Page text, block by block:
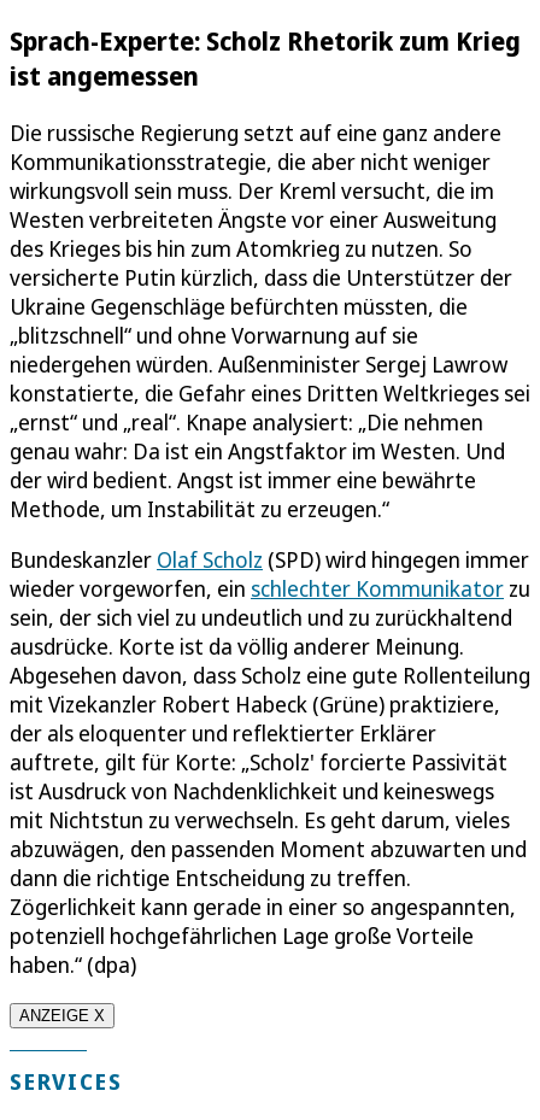
Sprach-Experte: Scholz Rhetorik zum Krieg
ist angemessen
Die russische Regierung setzt auf eine ganz andere
Kommunikationsstrategie, die aber nicht weniger
wirkungsvoll sein muss. Der Kreml versucht, die im
Westen verbreiteten Ängste vor einer Ausweitung
des Krieges bis hin zum Atomkrieg zu nutzen. So
versicherte Putin kürzlich, dass die Unterstützer der
Ukraine Gegenschläge befürchten müssten, die
„blitzschnell“ und ohne Vorwarnung auf sie
niedergehen würden. Außenminister Sergej Lawrow
konstatierte, die Gefahr eines Dritten Weltkrieges sei
„ernst“ und „real“. Knape analysiert: „Die nehmen
genau wahr: Da ist ein Angstfaktor im Westen. Und
der wird bedient. Angst ist immer eine bewährte
Methode, um Instabilität zu erzeugen.“
Bundeskanzler Olaf Scholz (SPD) wird hingegen immer
wieder vorgeworfen, ein schlechter Kommunikator zu
sein, der sich viel zu undeutlich und zu zurückhaltend
ausdrücke. Korte ist da völlig anderer Meinung.
Abgesehen davon, dass Scholz eine gute Rollenteilung
mit Vizekanzler Robert Habeck (Grüne) praktiziere,
der als eloquenter und reflektierter Erklärer
auftrete, gilt für Korte: „Scholz' forcierte Passivität
ist Ausdruck von Nachdenklichkeit und keineswegs
mit Nichtstun zu verwechseln. Es geht darum, vieles
abzuwägen, den passenden Moment abzuwarten und
dann die richtige Entscheidung zu treffen.
Zögerlichkeit kann gerade in einer so angespannten,
potenziell hochgefährlichen Lage große Vorteile
haben.“ (dpa)
ANZEIGE X
SERVICES